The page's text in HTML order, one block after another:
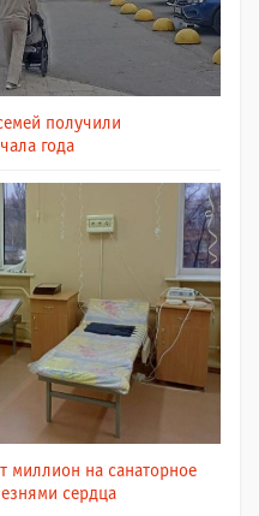
получили
года
миллион на санаторное
сердца